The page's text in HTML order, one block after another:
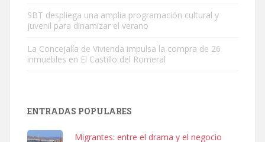
Leales.org » Gran Canaria
SBT despliega una amplia programación cultural y
juvenil para dinamizar el verano
La Concejalía de Vivienda impulsa la compra de 26
inmuebles en El Castillo del Romeral
ENTRADAS POPULARES
Migrantes: entre el drama y el negocio